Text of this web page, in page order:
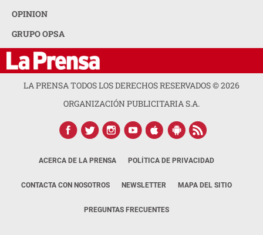
OPINION
GRUPO OPSA
LA PRENSA TODOS LOS DERECHOS RESERVADOS ©2026
ORGANIZACIÓN PUBLICITARIA S.A.
ACERCA DE LA PRENSA POLÍTICA DE PRIVACIDAD
CONTACTA CON NOSOTROS NEWSLETTER MAPA DEL SITIO
PREGUNTAS FRECUENTES